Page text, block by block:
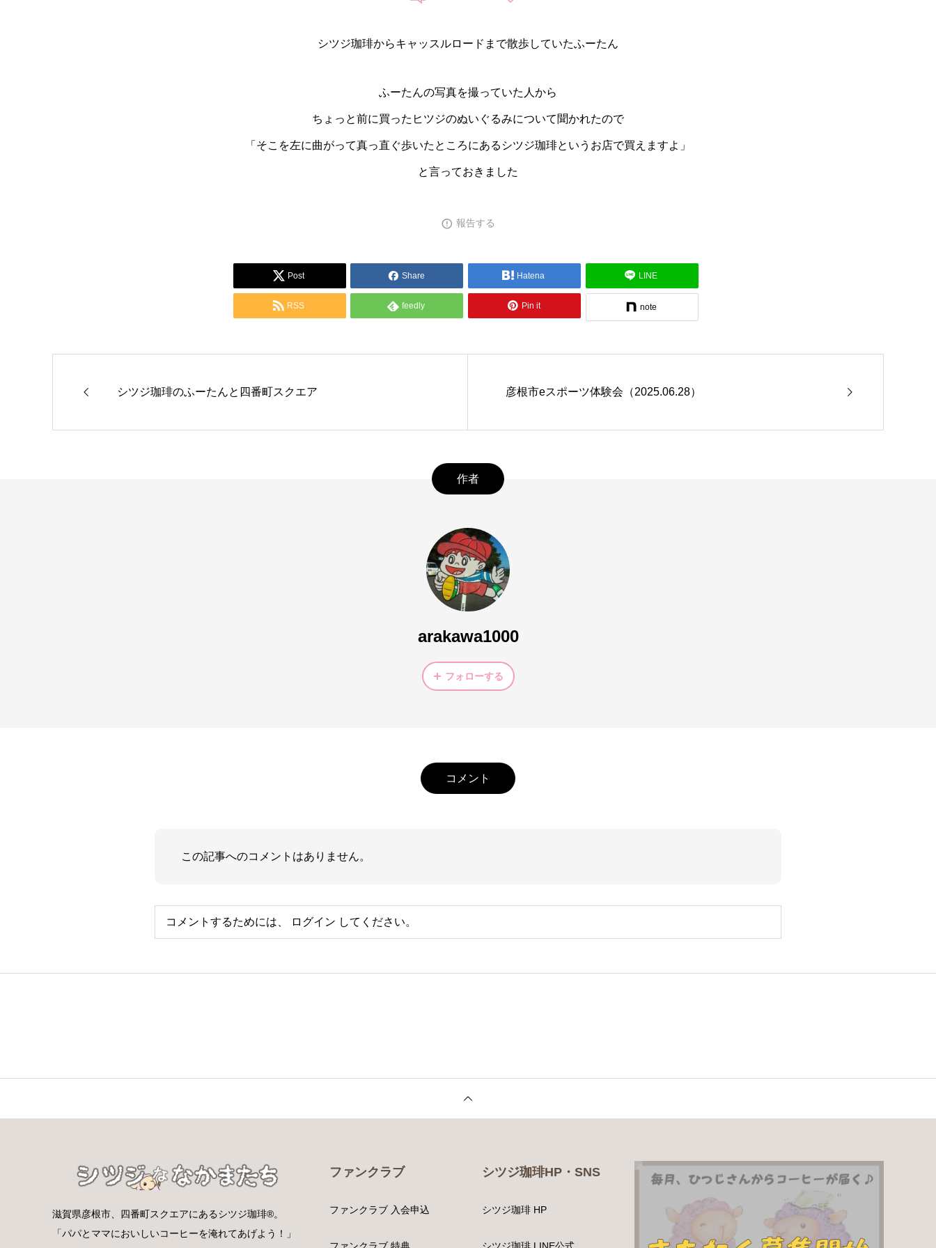
シツジ珈琲からキャッスルロードまで散歩していたふーたん
ふーたんの写真を撮っていた人から
ちょっと前に買ったヒツジのぬいぐるみについて聞かれたので
「そこを左に曲がって真っ直ぐ歩いたところにあるシツジ珈琲というお店で買えますよ」
と言っておきました
報告する
Post Share Hatena LINE
RSS feedly Pin it note
シツジ珈琲のふーたんと四番町スクエア 彦根市eスポーツ体験会（2025.06.28）
作者
arakawa1000
フォローする
コメント
この記事へのコメントはありません。
コメントするためには、 ログイン してください。
滋賀県彦根市、四番町スクエアにあるシツジ珈琲®。
「パパとママにおいしいコーヒーを淹れてあげよう！」
ファンクラブ
ファンクラブ 入会申込
ファンクラブ 特典
シツジ珈琲HP・SNS
シツジ珈琲 HP
シツジ珈琲 LINE公式